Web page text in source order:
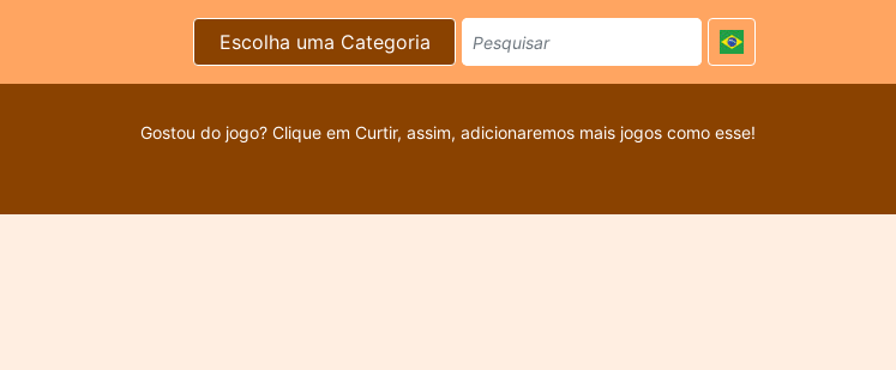
Escolha uma Categoria
Gostou do jogo? Clique em Curtir, assim, adicionaremos mais jogos como esse!